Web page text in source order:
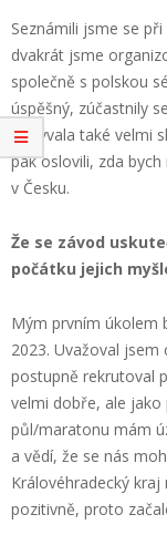
Seznámili jsme se
dvakrát jsme
společně s polskou
úspěšný, zúčastnily
vyplývala také velmi
pak oslovili, zda
v Česku.
Že se závod
počátku jejich
Mým prvním úkolem
2023. Uvažoval
postupně rekrutoval
velmi dobře, ale jako
půl/maratonu mám
a vědí, že se nás
Královéhradecký
pozitivně, proto